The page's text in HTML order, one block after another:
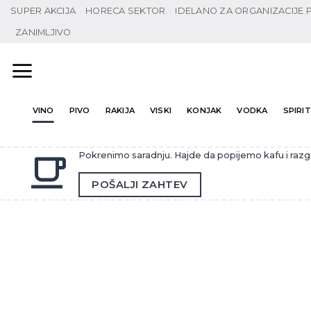
Preskoči
SUPER AKCIJA HORECA SEKTOR IDELANO ZA ORGANIZACIJE
ZANIMLJIVO
VINO PIVO RAKIJA VISKI KONJAK VODKA
Pokrenimo saradnju. Hajde da popijemo kafu i
POŠALJI ZAHTEV